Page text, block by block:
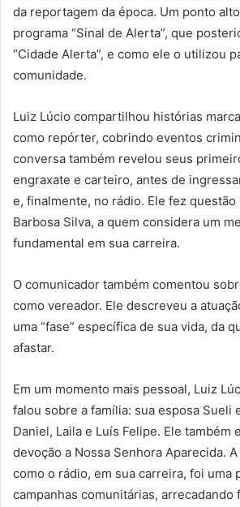
da reportagem da época. Um ponto
programa “Sinal de Alerta”, que
“Cidade Alerta”, e como ele o utilizou
comunidade.
Luiz Lúcio compartilhou histórias
como repórter, cobrindo eventos
conversa também revelou seus
engraxate e carteiro, antes de
e, finalmente, no rádio. Ele fez
Barbosa Silva, a quem considera um
fundamental em sua carreira.
O comunicador também comentou
como vereador. Ele descreveu a
uma “fase” específica de sua vida, da
afastar.
Em um momento mais pessoal, Luiz
falou sobre a família: sua esposa Sueli
Daniel, Laila e Luís Felipe. Ele também
devoção a Nossa Senhora Aparecida.
como o rádio, em sua carreira, foi uma
campanhas comunitárias, arrecadando